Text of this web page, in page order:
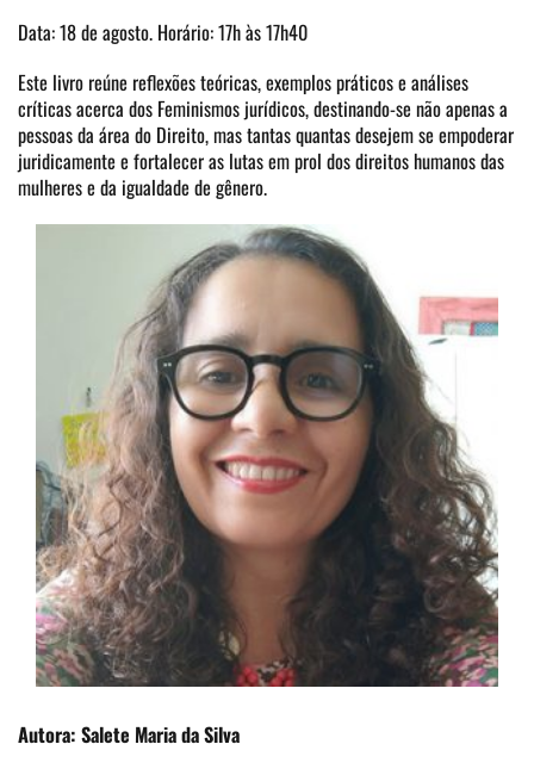
Data: 18 de agosto. Horário: 17h às 17h40
Este livro reúne reflexões teóricas, exemplos práticos e análises
críticas acerca dos Feminismos jurídicos, destinando-se não apenas a
pessoas da área do Direito, mas tantas quantas desejem se empoderar
juridicamente e fortalecer as lutas em prol dos direitos humanos das
mulheres e da igualdade de gênero.
Autora: Salete Maria da Silva